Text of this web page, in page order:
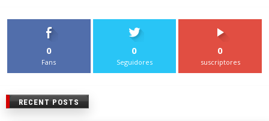
0
Fans
0
Seguidores
0
suscriptores
RECENT POSTS